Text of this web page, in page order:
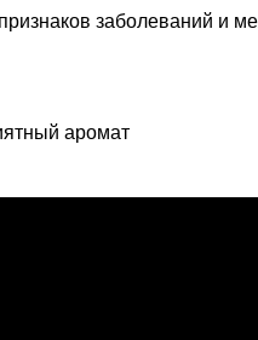
заболеваний и
аромат